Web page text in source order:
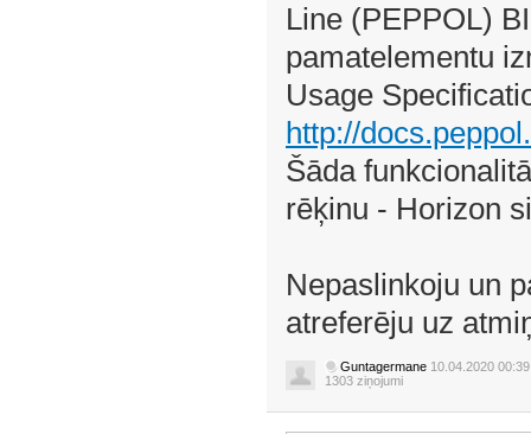
Line (PEPPOL)
pamatelementu
Usage
http://
Šāda
rēķinu - Horizon
Nepaslinkoju un
atreferēju uz
Guntagermane 10.04.2020 00:39
1303 ziņojumi